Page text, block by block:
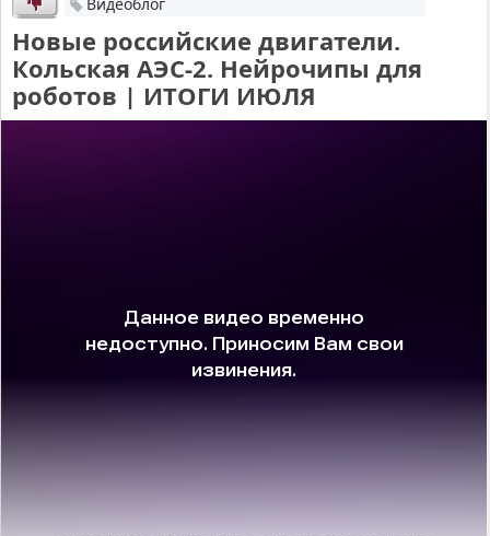
Новые российские двигатели.
Кольская АЭС-2. Нейрочипы для
роботов | ИТОГИ ИЮЛЯ